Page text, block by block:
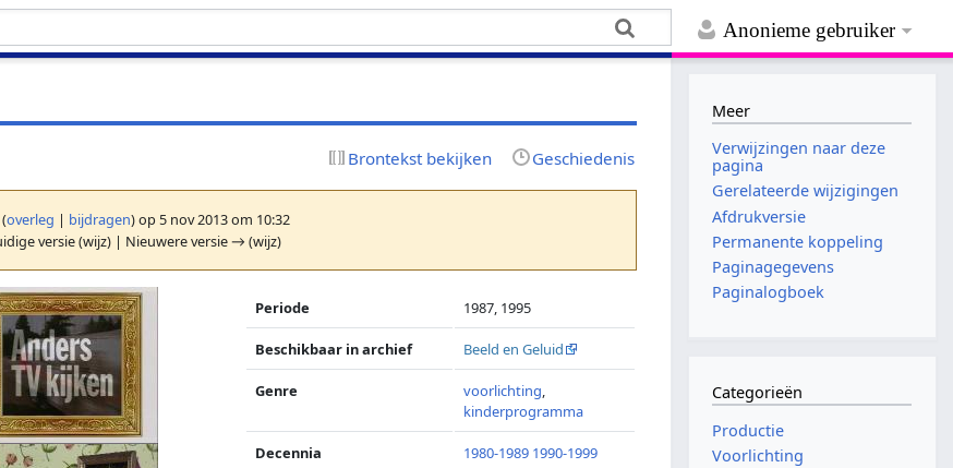
Anonieme gebruiker
Brontekst bekijken Geschiedenis
(overleg | bijdragen)op 5 nov 2013 om 10:32
versie (wijz) | Nieuwere versie → (wijz)
Periode 1987, 1995
Beschikbaar in archief Beeld en Geluid
Genre voorlichting,
kinderprogramma
Decennia 1980-1989 1990-1999
Meer
Verwijzingen naar deze
pagina
Gerelateerde wijzigingen
Afdrukversie
Permanente koppeling
Paginagegevens
Paginalogboek
Categorieën
Productie
Voorlichting